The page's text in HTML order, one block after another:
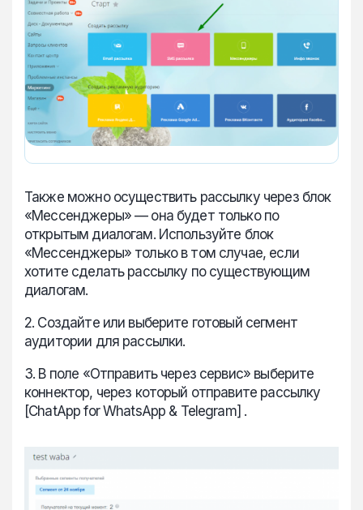
Также можно осуществить рассылку через блок
«Мессенджеры» — она будет только по
открытым диалогам. Используйте блок
«Мессенджеры» только в том случае, если
хотите сделать рассылку по существующим
диалогам.
2. Создайте или выберите готовый сегмент
аудитории для рассылки.
3. В поле «Отправить через сервис» выберите
коннектор, через который отправите рассылку
[ChatApp for WhatsApp & Telegram] .